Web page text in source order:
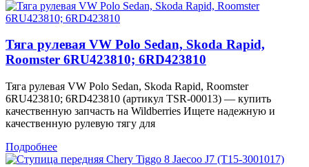
Тяга рулевая VW Polo Sedan, Skoda Rapid,
Roomster 6RU423810; 6RD423810
Тяга рулевая VW Polo Sedan, Skoda Rapid, Roomster
6RU423810; 6RD423810 (артикул TSR-00013) — купить
качественную запчасть на Wildberries Ищете надежную и
качественную рулевую тягу для
Подробнее